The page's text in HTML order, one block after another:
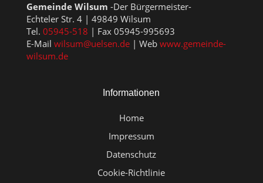
Gemeinde Wilsum -Der Bürgermeister-
Echteler Str. 4 | 49849 Wilsum
Tel. 05945-518 | Fax 05945-995693
E-Mail wilsum@uelsen.de| Web www.gemeinde-
wilsum.de
Informationen
Home
Impressum
Datenschutz
Cookie-Richtlinie